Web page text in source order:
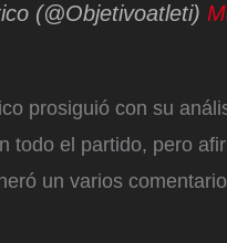
(@Objetivoatleti)
prosiguió con su
todo el partido, pero
un varios